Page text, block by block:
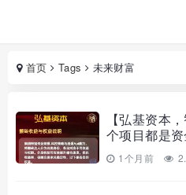
首页 Tags 未来财富
【弘基资本
个项目都是
1个月前